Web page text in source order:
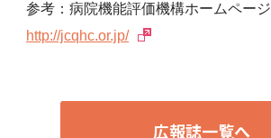
参考：病院機能評価機構ホームページ
http://jcqhc.or.jp/
広報誌一覧へ